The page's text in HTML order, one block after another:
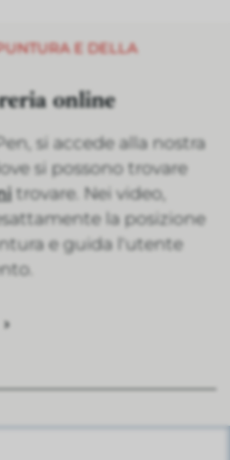
E DELLA
online
si accede alla nostra
si possono trovare
trovare. Nei video,
la posizione
e guida l'utente